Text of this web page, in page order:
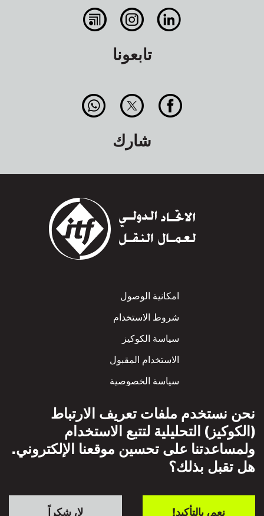
تابعونا
شارك
Footer
امكانية الوصول
شروط الاستخدام
سياسة الكوكيز
الاستخدام المقبول
سياسة الخصوصية
نحن نستخدم ملفات تعريف الارتباط
(الكوكيز) التحليلية لتتبع الاستخدام
ولمساعدتنا على تحسين موقعنا الإلكتروني.
هل تقبل بذلك؟
لا، شكراً نعم، بالتأكيد!